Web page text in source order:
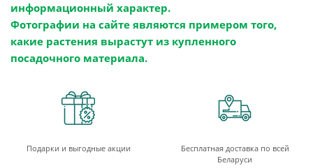
информационный характер.
Фотографии на сайте являются примером того,
какие растения вырастут из купленного
посадочного материала.
Подарки и выгодные акции
Бесплатная доставка по всей
Беларуси